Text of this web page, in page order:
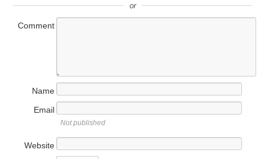
or
Comment
Name
Email
Not published
Website